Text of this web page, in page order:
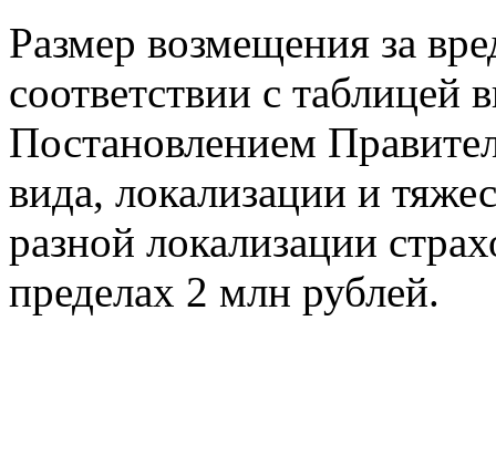
Размер возмещения за
соответствии с таблицей
Постановлением
вида, локализации и
разной локализации
пределах 2 млн рублей.